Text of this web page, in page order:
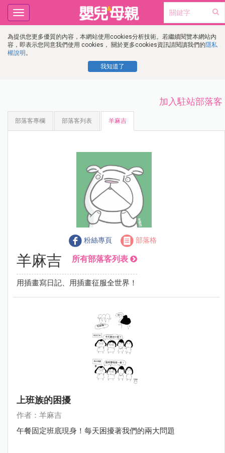
為提供您更多優質的內容，本網站使用cookies分析技術。若繼續閱覽本網站內
容，即表示您同意我們使用 cookies， 關於更多cookies資訊請閱讀我們的隱私
權說明 。
我知道了
Toggle
navigation
加入駐站部落客
部落客專欄 部落客列表 羊麻吉
粉絲專頁 部落格
羊麻吉 所有部落客列表
用插畫寫日記、用插畫征服全世界！
上班族的困擾
作者：羊麻吉
午餐固定班底現身！每天困擾著我們的兩大問題